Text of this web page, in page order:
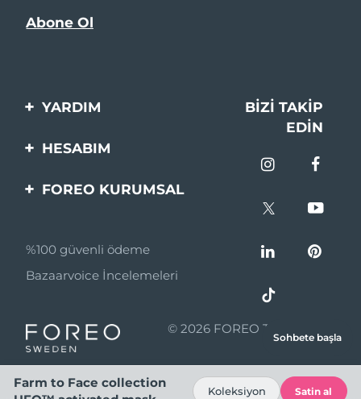
YARDIM
Bi̇zi̇mle İleti̇şi̇me Geçi̇n
BIZI TAKIP
EDIN
HESABIM
Ürün Kaydı
FOREO KURUMSAL
Ortaklik Programi
Ortaklık haberleri
Perakende Satış
Ortakları
Kullanım Şartları
%100 güvenli ödeme
Bazaarvoice İncelemeleri
© 2026 FOREO Tüm hakları
saklıdır.
Sohbete başla
Farm to Face collection
Koleksiyon Satin al